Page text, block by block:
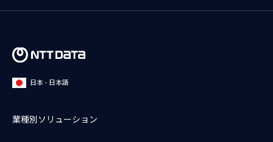
日本 - 日本語
業種別ソリューション